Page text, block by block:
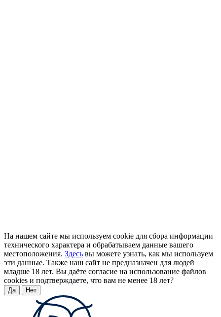
На нашем сайте мы используем cookie для сбора информации
технического характера и обрабатываем данные вашего
местоположения. Здесь вы можете узнать, как мы используем
эти данные. Также наш сайт не предназначен для людей
младше 18 лет. Вы даёте согласие на использование файлов
cookies и подтверждаете, что вам не менее 18 лет?
Да Нет